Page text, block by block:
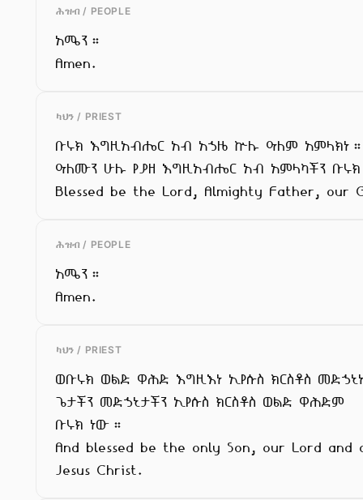
ሕዝብ / PEOPLE
አሜን።
Amen.
ካህን / PRIEST
ቡሩክ እግዚአብሔር አብ አኃዜ ኵሉ ዓለም
ዓለሙን ሁሉ የያዘ እግዚአብሔር አብ አምላካችን
Blessed be the Lord, Almighty Father, our
ሕዝብ / PEOPLE
አሜን።
Amen.
ካህን / PRIEST
ወቡሩክ ወልድ ዋሕድ እግዚእነ ኢየሱስ ክርስቶስ
ጌታችን መድኃኒታችን ኢየሱስ ክርስቶስ ወልድ ዋሕድም
ቡሩክ ነው።
And blessed be the only Son, our Lord and
Jesus Christ.